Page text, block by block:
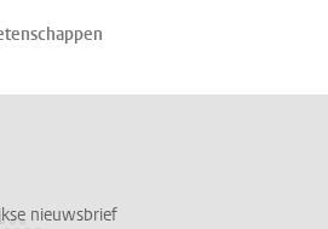
nieuwsbrief